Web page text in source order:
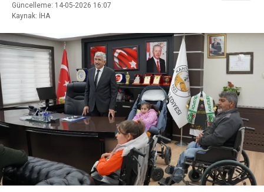
Güncelleme: 14-05-2026 16:07
Kaynak: İHA